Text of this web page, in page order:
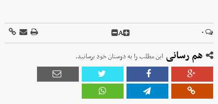
۰ A
هم رسانی این مطلب را به دوستان خود برسانید.